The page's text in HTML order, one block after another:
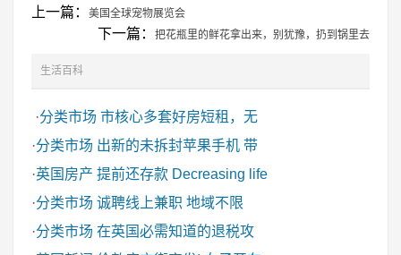
上一篇： 美国全球宠物展览会
下一篇： 把花瓶里的鲜花拿出来，别犹豫，扔到锅里去
生活百科
·分类市场 市核心多套好房短租，无
·分类市场 出新的未拆封苹果手机 带
·英国房产 提前还存款 Decreasing life
·分类市场 诚聘线上兼职 地域不限
·分类市场 在英国必需知道的退税攻